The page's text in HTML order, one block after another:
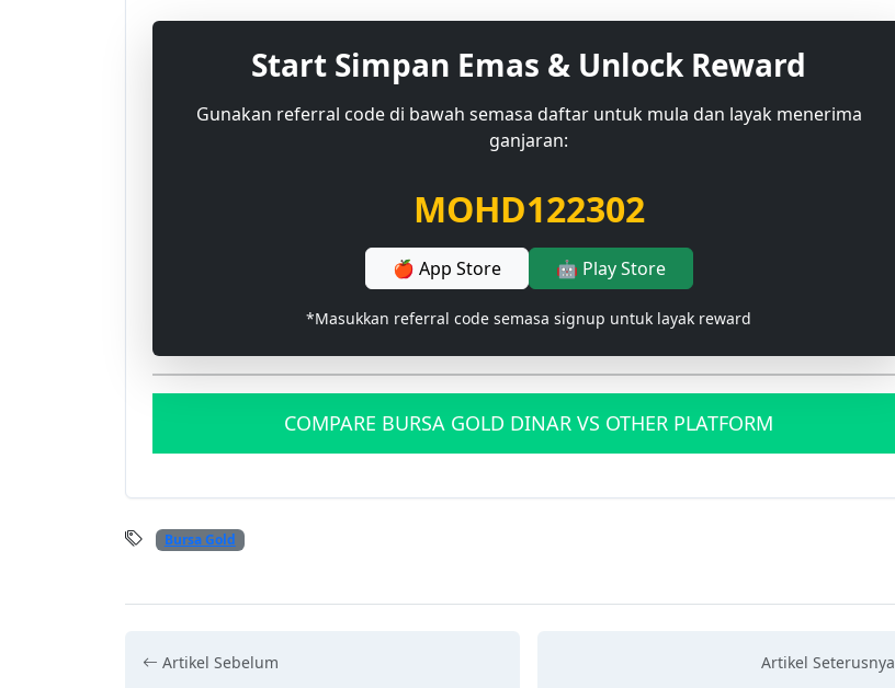
Start Simpan Emas & Unlock Reward
Gunakan referral code di bawah semasa daftar untuk mula dan layak menerima
ganjaran:
MOHD122302
🍎 App Store 🤖 Play Store
*Masukkan referral code semasa signup untuk layak reward
COMPARE BURSA GOLD DINAR VS OTHER PLATFORM
Bursa Gold
Artikel Sebelum
Artikel Seterusnya